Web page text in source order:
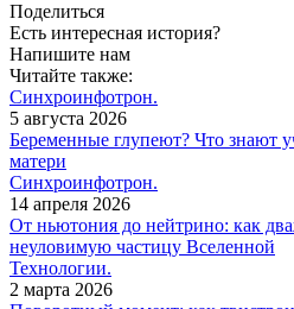
Поделиться
Есть интересная история?
Напишите нам
Читайте также:
Синхроинфотрон.
5 августа 2026
Беременные глупеют? Что знают
матери
Синхроинфотрон.
14 апреля 2026
От ньютония до нейтрино: как
неуловимую частицу Вселенной
Технологии.
2 марта 2026